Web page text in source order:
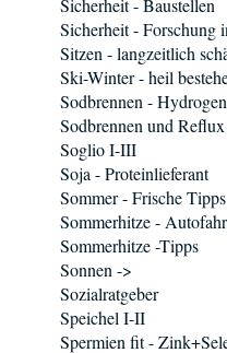
Sicherheit - Baustellen
Sicherheit - Forschung
Sitzen - langzeitlich
Ski-Winter - heil
Sodbrennen -
Sodbrennen und Reflux
Soglio I-III
Soja - Proteinlieferant
Sommer - Frische Tipps
Sommerhitze -
Sommerhitze -Tipps
Sonnen ->
Sozialratgeber
Speichel I-II
Spermien fit -